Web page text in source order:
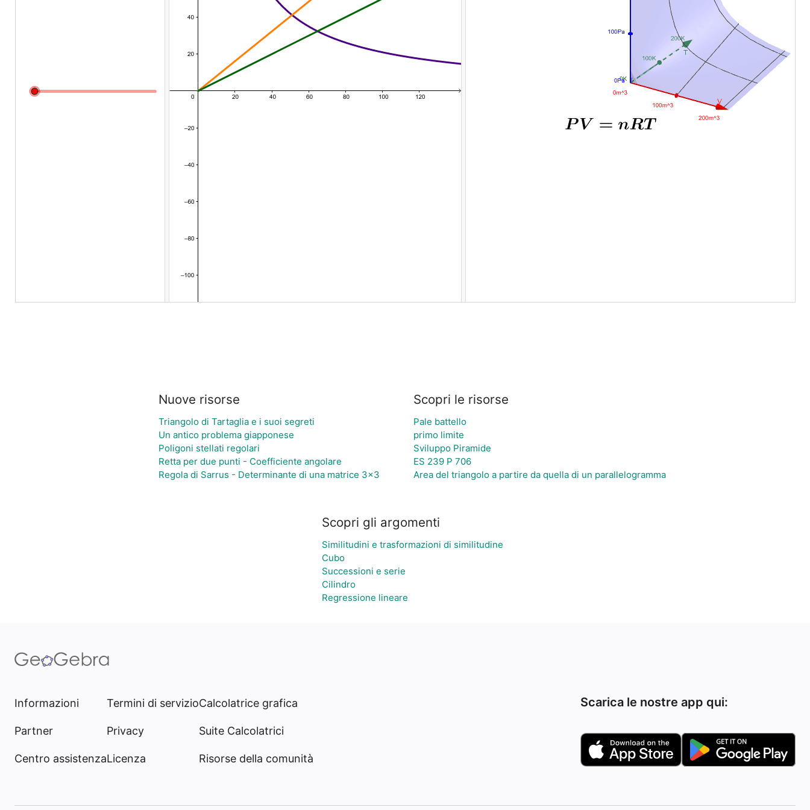
Nuove risorse
Triangolo di Tartaglia e i suoi segreti
Un antico problema giapponese
Poligoni stellati regolari
Retta per due punti - Coefficiente angolare
Regola di Sarrus - Determinante di una matrice 3×3
Scopri le risorse
Pale battello
primo limite
Sviluppo Piramide
ES 239 P 706
Area del triangolo a partire da quella di un parallelogramma
Scopri gli argomenti
Similitudini e trasformazioni di similitudine
Cubo
Successioni e serie
Cilindro
Regressione lineare
Informazioni
Partner
Centro assistenza
Termini di servizio
Privacy
Licenza
Calcolatrice grafica
Suite Calcolatrici
Risorse della comunità
Scarica le nostre app qui: